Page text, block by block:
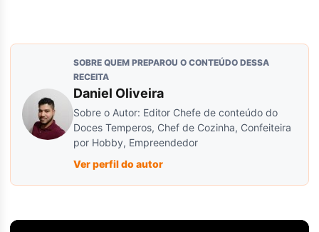
SOBRE QUEM PREPAROU O CONTEÚDO DESSA
RECEITA
Daniel Oliveira
Sobre o Autor: Editor Chefe de conteúdo do
Doces Temperos, Chef de Cozinha, Confeiteira
por Hobby, Empreendedor
Ver perfil do autor